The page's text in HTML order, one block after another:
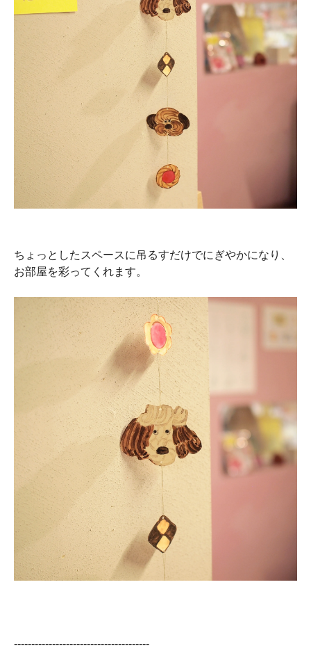
ちょっとしたスペースに吊るすだけでにぎやかになり、
お部屋を彩ってくれます。
---------------------------------------